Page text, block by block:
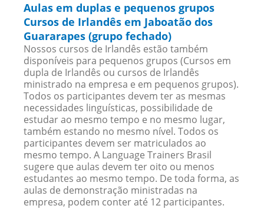
Aulas em duplas e pequenos grupos
Cursos de Irlandês em Jaboatão dos
Guararapes (grupo fechado)
Nossos cursos de Irlandês estão também
disponíveis para pequenos grupos (Cursos em
dupla de Irlandês ou cursos de Irlandês
ministrado na empresa e em pequenos grupos).
Todos os participantes devem ter as mesmas
necessidades linguísticas, possibilidade de
estudar ao mesmo tempo e no mesmo lugar,
também estando no mesmo nível. Todos os
participantes devem ser matriculados ao
mesmo tempo. A Language Trainers Brasil
sugere que aulas devem ter oito ou menos
estudantes ao mesmo tempo. De toda forma, as
aulas de demonstração ministradas na
empresa, podem conter até 12 participantes.